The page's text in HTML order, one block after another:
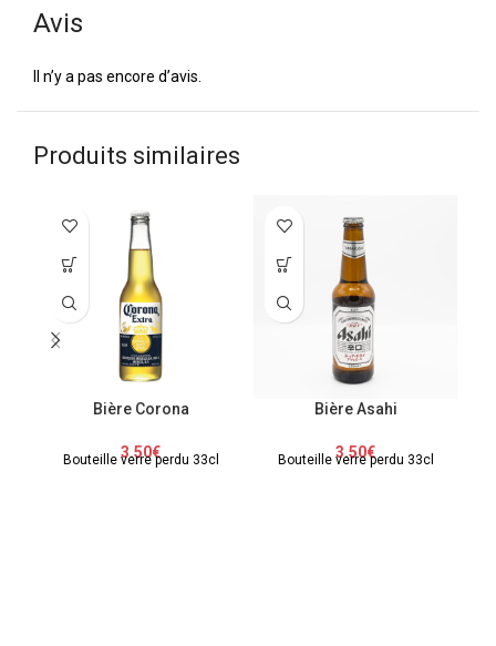
Avis
Il n’y a pas encore d’avis.
Produits similaires
Bière Corona
3.50€
Bouteille verre perdu 33cl
Bière Asahi
3.50€
Bouteille verre perdu 33cl